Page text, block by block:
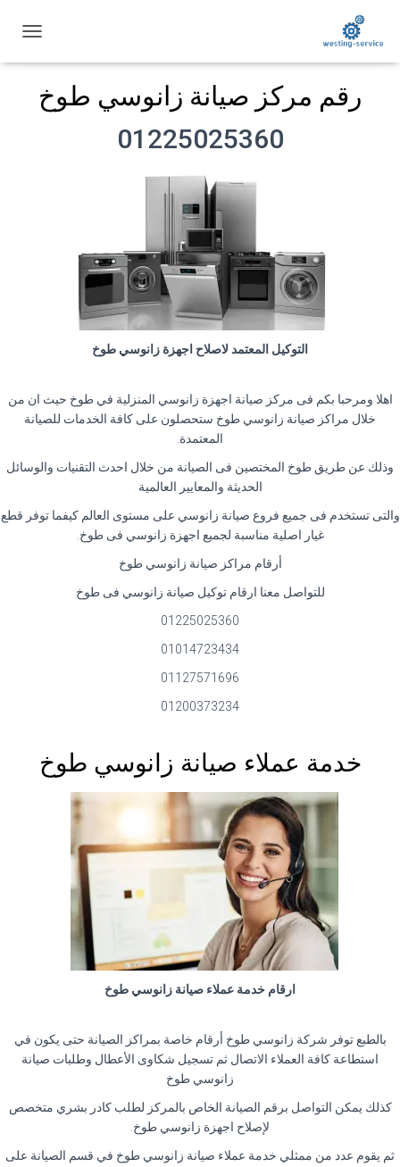
ب
رقم مركز صيانة زانوسي طوخ
01225025360
التوكيل المعتمد لاصلاح اجهزة زانوسي طوخ
اهلا ومرحبا بكم فى مركز صيانة اجهزة زانوسي المنزلية في طوخ حيث ان من
خلال مراكز صيانة زانوسي طوخ ستحصلون على كافة الخدمات للصيانة
المعتمدة.
وذلك عن طريق طوخ المختصين فى الصيانة من خلال احدث التقنيات والوسائل
الحديثة والمعايير العالمية
والتى تستخدم فى جميع فروع صيانة زانوسي على مستوى العالم كيفما توفر قطع
غيار اصلية مناسبة لجميع اجهزة زانوسي فى طوخ.
أرقام مراكز صيانة زانوسي طوخ
للتواصل معنا ارقام توكيل صيانة زانوسي فى طوخ
01225025360
01014723434
01127571696
01200373234
خدمة عملاء صيانة زانوسي طوخ
ارقام خدمة عملاء صيانة زانوسي طوخ
بالطبع توفر شركة زانوسي طوخ أرقام خاصة بمراكز الصيانة حتى يكون في
استطاعة كافة العملاء الاتصال ثم تسجيل شكاوى الأعطال وطلبات صيانة
زانوسي طوخ
كذلك يمكن التواصل برقم الصيانة الخاص بالمركز لطلب كادر بشري متخصص
لإصلاح اجهزة زانوسي طوخ.
ثم يقوم عدد من ممثلي خدمة عملاء صيانة زانوسي طوخ في قسم الصيانة على